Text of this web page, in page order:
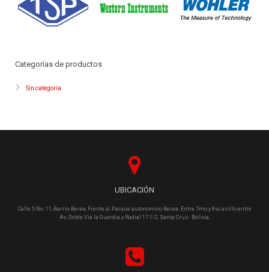
Categorías de productos
Sin categoría
UBICACIÓN
Calle 5 No. 11, Barrio Berea, Frente al Parque autonomico Berea. Entre 7mo y 8vo anillo entre
Av. Doble Via la Guardia y Radial 17 1/2, Santa Cruz - Bolivia.